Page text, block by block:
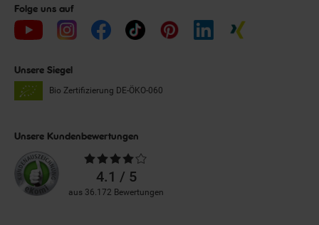
Folge uns auf
Unsere Siegel
Bio Zertifizierung DE-ÖKO-060
Unsere Kundenbewertungen
Durchschnittliche
Bewertungen4.1 / 5
aus 36.172 Bewertungen